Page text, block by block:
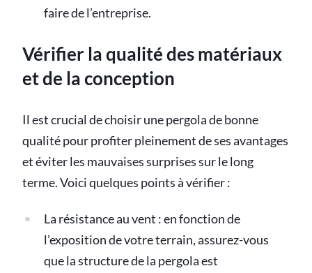
faire de l’entreprise.
Vérifier la qualité des matériaux
et de la conception
Il est crucial de choisir une pergola de bonne
qualité pour profiter pleinement de ses avantages
et éviter les mauvaises surprises sur le long
terme. Voici quelques points à vérifier :
La résistance au vent : en fonction de
l’exposition de votre terrain, assurez-vous
que la structure de la pergola est